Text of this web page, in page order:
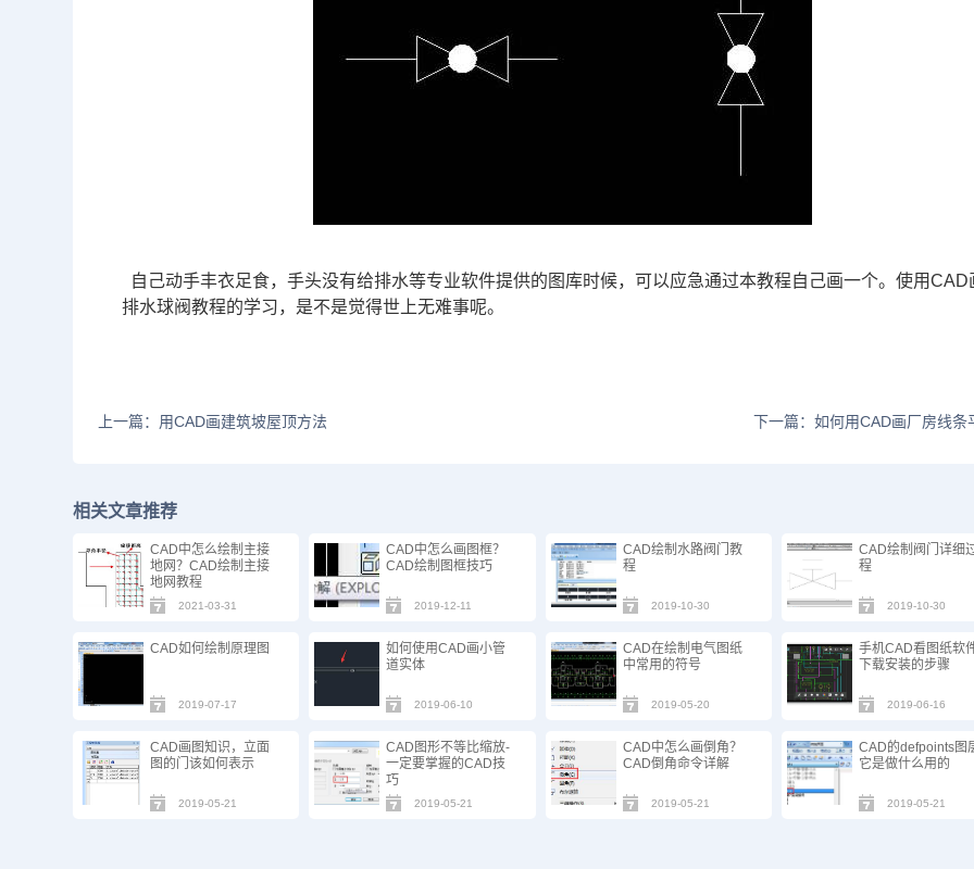
自己动手丰衣足食，手头没有给排水等专业软件提供的图库时候，可以应急通过本教程自己画一个。使用CAD
排水球阀教程的学习，是不是觉得世上无难事呢。
上一篇：用CAD画建筑坡屋顶方法 下一篇：如何用CAD画厂房线条
相关文章推荐
CAD中怎么绘制主接
地网？CAD绘制主接
地网教程
2021-03-31
CAD中怎么画图框？
CAD绘制图框技巧
2019-12-11
CAD绘制水路阀门教
程
2019-10-30
CAD绘制阀门详细
程
2019-10-30
CAD如何绘制原理图
2019-07-17
如何使用CAD画小管
道实体
2019-06-10
CAD在绘制电气图纸
中常用的符号
2019-05-20
手机CAD看图纸软
下载安装的步骤
2019-06-16
CAD画图知识，立面
图的门该如何表示
2019-05-21
CAD图形不等比缩放-
一定要掌握的CAD技
巧
2019-05-21
CAD中怎么画倒角？
CAD倒角命令详解
2019-05-21
CAD的defpoints图
它是做什么用的
2019-05-21